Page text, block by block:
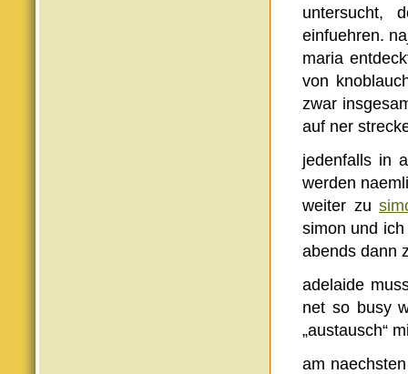
untersucht,
einfuehren.
maria
von
zwar
auf ner
jedenfalls in
werden
weiter zu
simon und
abends dann
adelaide
net so busy
„austausch“
am